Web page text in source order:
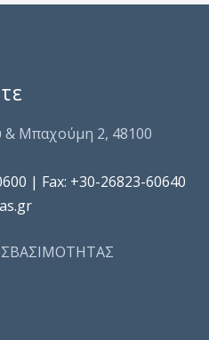
& Μπαχούμη 2, 48100
| Fax: +30-26823-60640